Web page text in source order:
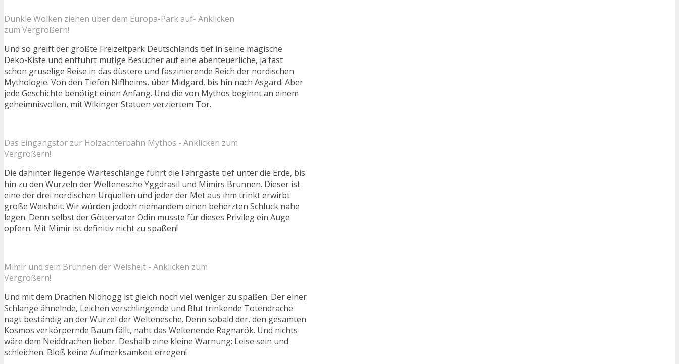
Dunkle Wolken ziehen über dem Europa-Park auf- Anklicken
zum Vergrößern!
Und so greift der größte Freizeitpark Deutschlands tief in seine magische
Deko-Kiste und entführt mutige Besucher auf eine abenteuerliche, ja fast
schon gruselige Reise in das düstere und faszinierende Reich der nordischen
Mythologie. Von den Tiefen Niflheims, über Midgard, bis hin nach Asgard. Aber
jede Geschichte benötigt einen Anfang. Und die von Mythos beginnt an einem
geheimnisvollen, mit Wikinger Statuen verziertem Tor.
Das Eingangstor zur Holzachterbahn Mythos - Anklicken zum
Vergrößern!
Die dahinter liegende Warteschlange führt die Fahrgäste tief unter die Erde, bis
hin zu den Wurzeln der Weltenesche Yggdrasil und Mimirs Brunnen. Dieser ist
eine der drei nordischen Urquellen und jeder der Met aus ihm trinkt erwirbt
große Weisheit. Wir würden jedoch niemandem einen beherzten Schluck nahe
legen. Denn selbst der Göttervater Odin musste für dieses Privileg ein Auge
opfern. Mit Mimir ist definitiv nicht zu spaßen!
Mimir und sein Brunnen der Weisheit - Anklicken zum
Vergrößern!
Und mit dem Drachen Nidhogg ist gleich noch viel weniger zu spaßen. Der einer
Schlange ähnelnde, Leichen verschlingende und Blut trinkende Totendrache
nagt beständig an der Wurzel der Weltenesche. Denn sobald der, den gesamten
Kosmos verkörpernde Baum fällt, naht das Weltenende Ragnarök. Und nichts
wäre dem Neiddrachen lieber. Deshalb eine kleine Warnung: Leise sein und
schleichen. Bloß keine Aufmerksamkeit erregen!